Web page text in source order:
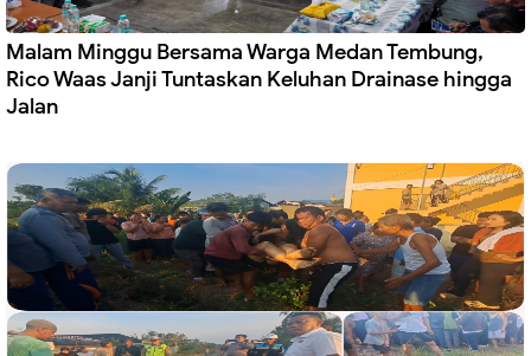
Malam Minggu Bersama Warga Medan Tembung,
Rico Waas Janji Tuntaskan Keluhan Drainase hingga
Jalan